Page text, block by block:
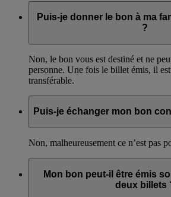
Puis-je donner le bon à ma
?
Non, le bon vous est destiné et ne
personne. Une fois le billet émis, il
transférable.
Puis-je échanger mon bon
Non, malheureusement ce n’est pas
Mon bon peut-il être émis
deux billets